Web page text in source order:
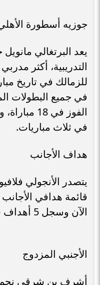
جوزيه أسطورة
يعد البرتغالي
التدريبية، أكثر
في جميع البطولات
الفوز في
في ثلاث مباريات.
هداف الأجانب
يتصدر الأنجولي
قائمة هدافي
الآن وسجل 5 أهداف في شباك الزمالك.
الأجنبي المزدوج
أشرف بن شرقي نجم